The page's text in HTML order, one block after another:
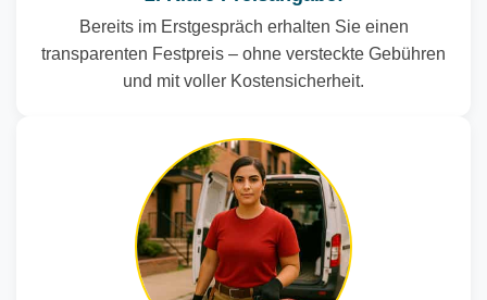
Bereits im Erstgespräch erhalten Sie einen
transparenten Festpreis – ohne versteckte Gebühren
und mit voller Kostensicherheit.